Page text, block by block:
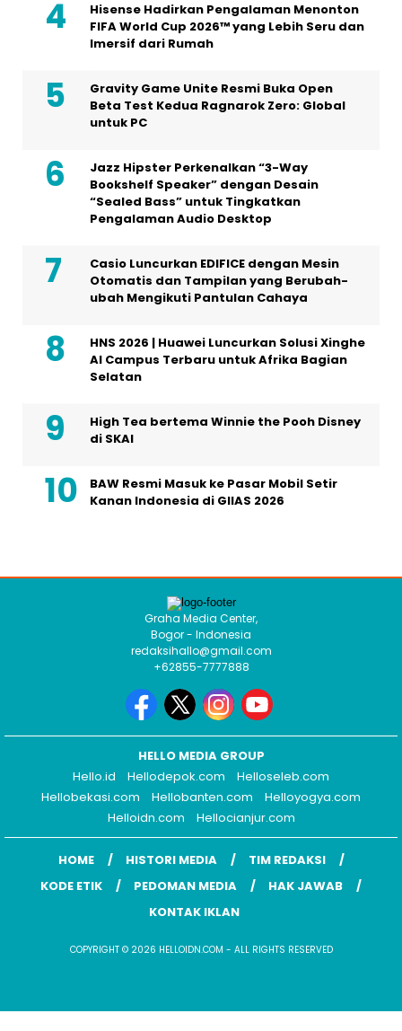
Hisense Hadirkan Pengalaman Menonton
FIFA World Cup 2026™ yang Lebih Seru dan
Imersif dari Rumah
Gravity Game Unite Resmi Buka Open
Beta Test Kedua Ragnarok Zero: Global
untuk PC
Jazz Hipster Perkenalkan “3-Way
Bookshelf Speaker” dengan Desain
“Sealed Bass” untuk Tingkatkan
Pengalaman Audio Desktop
Casio Luncurkan EDIFICE dengan Mesin
Otomatis dan Tampilan yang Berubah-
ubah Mengikuti Pantulan Cahaya
HNS 2026 | Huawei Luncurkan Solusi Xinghe
AI Campus Terbaru untuk Afrika Bagian
Selatan
High Tea bertema Winnie the Pooh Disney
di SKAI
BAW Resmi Masuk ke Pasar Mobil Setir
Kanan Indonesia di GIIAS 2026
Graha Media Center,
Bogor - Indonesia
redaksihallo@gmail.com
+62855-7777888
HELLO MEDIA GROUP
Hello.id
Hellodepok.com
Helloseleb.com
Hellobekasi.com
Hellobanten.com
Helloyogya.com
Helloidn.com
Hellocianjur.com
HOME HISTORI MEDIA
TIM REDAKSI
KODE ETIK
PEDOMAN MEDIA
HAK JAWAB
KONTAK IKLAN
COPYRIGHT © 2026 HELLOIDN.COM - ALL RIGHTS RESERVED